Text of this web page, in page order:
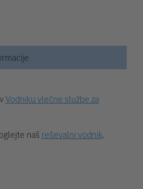
Vodniku vlečne službe za
naš reševalni vodnik.